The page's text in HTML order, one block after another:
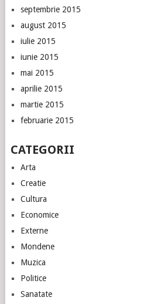
septembrie 2015
august 2015
iulie 2015
iunie 2015
mai 2015
aprilie 2015
martie 2015
februarie 2015
CATEGORII
Arta
Creatie
Cultura
Economice
Externe
Mondene
Muzica
Politice
Sanatate